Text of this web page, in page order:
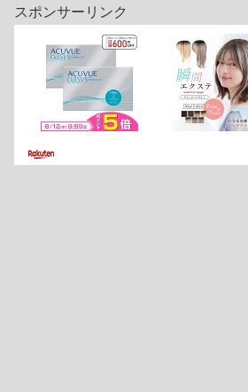
スポンサーリンク